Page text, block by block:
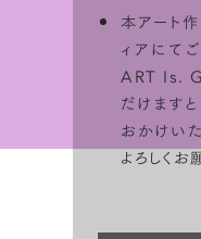
本アート
ィアにて
ART Is.
だけます
おかけい
よろしくお